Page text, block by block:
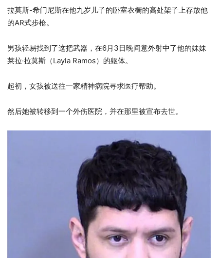
拉莫斯-希门尼斯在他九岁儿子的卧室衣橱的高处架子上存放他
的AR式步枪。
男孩轻易找到了这把武器，在6月3日晚间意外射中了他的妹妹
莱拉·拉莫斯（Layla Ramos）的躯体。
起初，女孩被送往一家精神病院寻求医疗帮助。
然后她被转移到一个外伤医院，并在那里被宣布去世。